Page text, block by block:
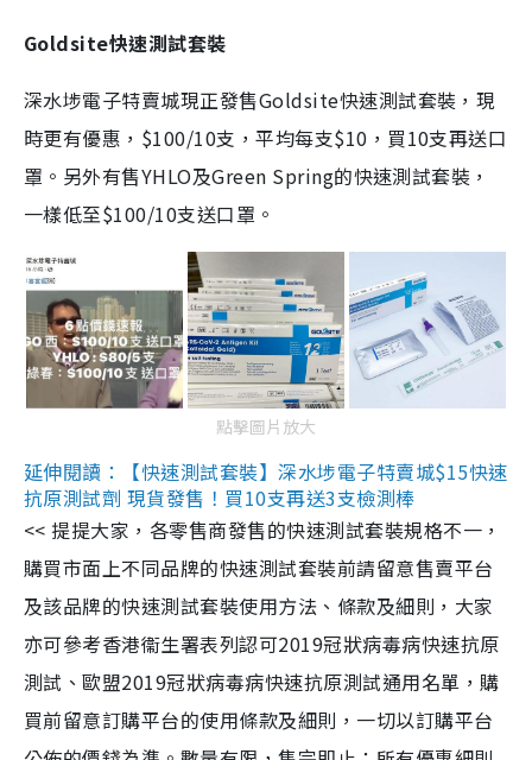
Goldsite快速測試套裝
深水埗電子特賣城現正發售Goldsite快速測試套裝，現
時更有優惠，$100/10支，平均每支$10，買10支再送口
罩。另外有售YHLO及Green Spring的快速測試套裝，
一樣低至$100/10支送口罩。
點擊圖片放大
延伸閱讀：【快速測試套裝】深水埗電子特賣城$15快速
抗原測試劑 現貨發售！買10支再送3支檢測棒
<< 提提大家，各零售商發售的快速測試套裝規格不一，
購買市面上不同品牌的快速測試套裝前請留意售賣平台
及該品牌的快速測試套裝使用方法、條款及細則，大家
亦可參考香港衞生署表列認可2019冠狀病毒病快速抗原
測試、歐盟2019冠狀病毒病快速抗原測試通用名單，購
買前留意訂購平台的使用條款及細則，一切以訂購平台